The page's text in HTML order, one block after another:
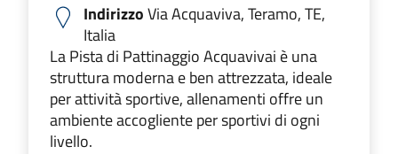
IndirizzoVia Acquaviva, Teramo, TE,
Italia
La Pista di Pattinaggio Acquavivai è una
struttura moderna e ben attrezzata, ideale
per attività sportive, allenamenti offre un
ambiente accogliente per sportivi di ogni
livello.